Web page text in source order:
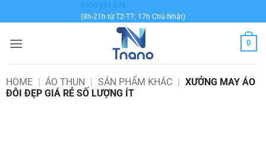
qua
dung
0936 999 878
(8h-21h từ T2-T7; 17h Chủ Nhật)
0
HOME | ÁO THUN | SẢN PHẨM KHÁC | XƯỞNG MAY ÁO
ĐÔI ĐẸP GIÁ RẺ SỐ LƯỢNG ÍT